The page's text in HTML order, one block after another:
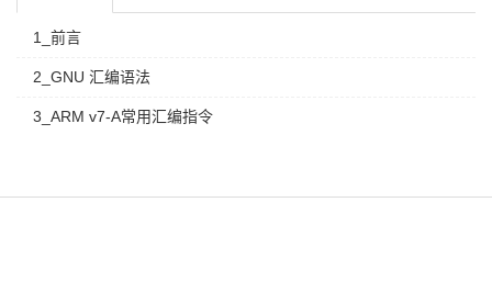
1_前言
2_GNU 汇编语法
3_ARM v7-A常用汇编指令